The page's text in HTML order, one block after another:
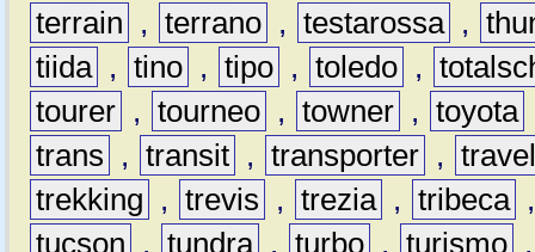
terrain
, terrano , testarossa ,
tiida , tino , tipo , toledo ,
tourer , tourneo , towner , toyota
trans
, transit , transporter ,
trekking
, trevis , trezia , tribeca
tucson
, tundra , turbo , turismo